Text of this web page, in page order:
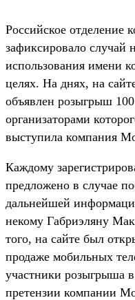
Российское отделение
зафиксировало случай
использования имени
целях. На днях, на
объявлен розыгрыш
организаторами
выступила компания
Каждому
предложено в случае
дальнейшей
некому Габриэляну
того, на сайте был
продаже мобильных
участники розыгрыша
претензии компании